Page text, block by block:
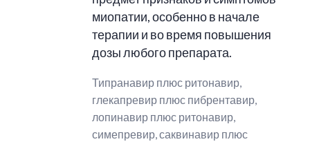
миопатии, особенно в начале
терапии и во время повышения
дозы любого препарата.
Типранавир плюс ритонавир,
глекапревир плюс пибрентавир,
лопинавир плюс ритонавир,
симепревир, саквинавир плюс